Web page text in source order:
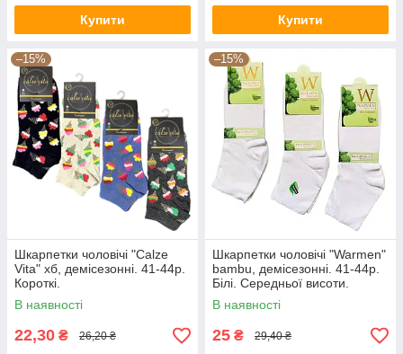
Купити Купити
–15%
Шкарпетки чоловічі "Calze
Vita" хб, демісезонні. 41-44р.
Короткі.
В наявності
22,30 ₴ 26,20 ₴
–15%
Шкарпетки чоловічі "Warmen"
bambu, демісезонні. 41-44р.
Білі. Середньої висоти.
В наявності
25 ₴ 29,40 ₴